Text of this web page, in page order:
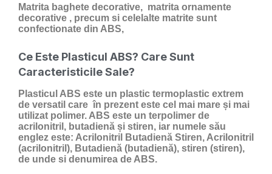
Matrita baghete decorative, matrita ornamente
decorative , precum si celelalte matrite sunt
confectionate din ABS,
Ce Este Plasticul ABS? Care Sunt
Caracteristicile Sale?
Plasticul ABS este un plastic termoplastic extrem
de versatil care în prezent este cel mai mare și mai
utilizat polimer. ABS este un terpolimer de
acrilonitril, butadienă și stiren, iar numele său
englez este: Acrilonitril Butadienă Stiren, Acrilonitril
(acrilonitril), Butadienă (butadienă), stiren (stiren),
de unde si denumirea de ABS.